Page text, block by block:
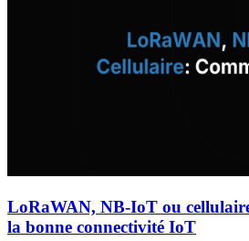
LoRaWAN, NB-IoT ou
la bonne connectivité IoT